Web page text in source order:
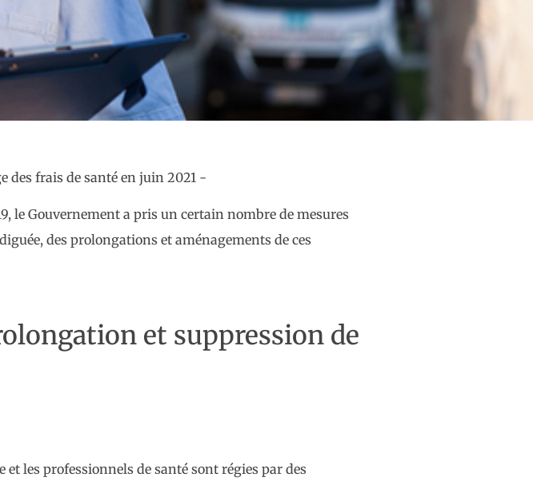
le Gouvernement a pris un certain nombre de mesures
des prolongations et aménagements de ces
et suppression de
les professionnels de santé sont régies par des